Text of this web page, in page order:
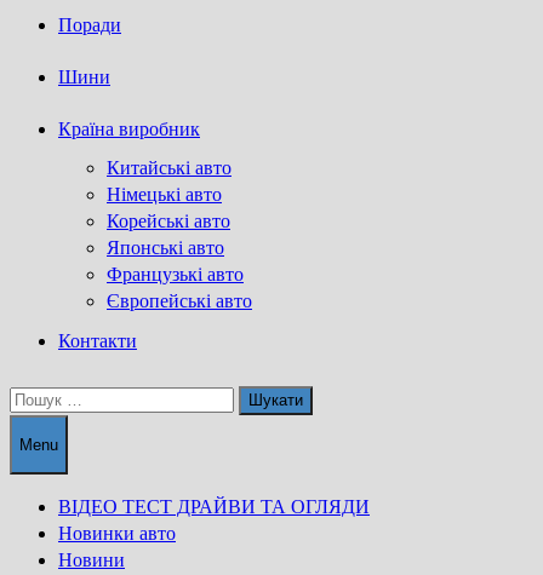
Поради
Шини
Країна виробник
Китайські авто
Німецькі авто
Корейські авто
Японські авто
Французькі авто
Європейські авто
Контакти
Пошук:
Menu
ВІДЕО ТЕСТ ДРАЙВИ ТА ОГЛЯДИ
Новинки авто
Новини